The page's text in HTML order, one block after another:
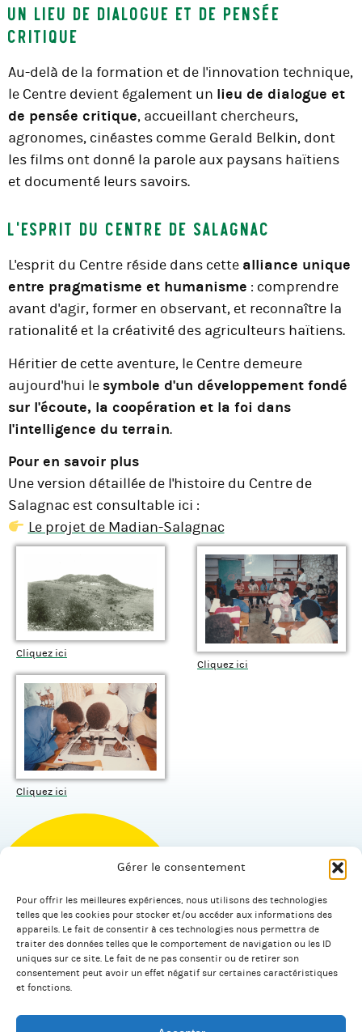
Gérer le consentement
Pour offrir les meilleures expériences, nous utilisons des technologies
telles que les cookies pour stocker et/ou accéder aux informations des
appareils. Le fait de consentir à ces technologies nous permettra de
traiter des données telles que le comportement de navigation ou les ID
uniques sur ce site. Le fait de ne pas consentir ou de retirer son
consentement peut avoir un effet négatif sur certaines caractéristiques
et fonctions.
Un lieu de dialogue et de pensée
critique
Au-delà de la formation et de l'innovation technique,
le Centre devient également un lieu de dialogue et
de pensée critique, accueillant chercheurs,
agronomes, cinéastes comme Gerald Belkin, dont
les films ont donné la parole aux paysans haïtiens
et documenté leurs savoirs.
L'esprit du Centre de Salagnac
L'esprit du Centre réside dans cette alliance unique
entre pragmatisme et humanisme : comprendre
avant d'agir, former en observant, et reconnaître la
rationalité et la créativité des agriculteurs haïtiens.
Héritier de cette aventure, le Centre demeure
aujourd'hui le symbole d'un développement fondé
sur l'écoute, la coopération et la foi dans
l'intelligence du terrain.
Pour en savoir plus
Une version détaillée de l'histoire du Centre de
Salagnac est consultable ici :
Le projet de Madian-Salagnac
Cliquez ici
Cliquez ici
Cliquez ici
© 2026 Salagnac.
FacebookLinkedin